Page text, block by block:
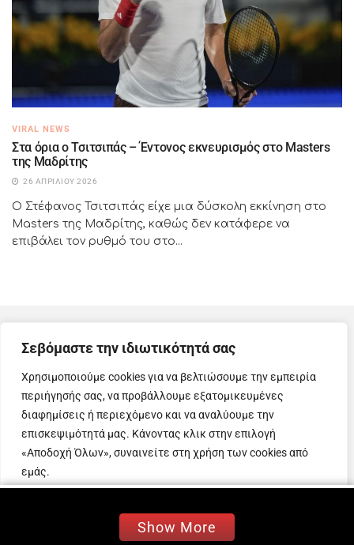
Σεβόμαστε την ιδιωτικότητά σας
Χρησιμοποιούμε cookies για να βελτιώσουμε την εμπειρία
περιήγησής σας, να προβάλλουμε εξατομικευμένες
διαφημίσεις ή περιεχόμενο και να αναλύουμε την
επισκεψιμότητά μας. Κάνοντας κλικ στην επιλογή
«Αποδοχή Όλων», συναινείτε στη χρήση των cookies από
εμάς.
Απόρριψη όλων
VIRAL NEWS
Στα όρια ο Τσιτσιπάς – Έντονος εκνευρισμός στο Masters
της Μαδρίτης
26 ΑΠΡΙΛΊΟΥ 2026
Ο Στέφανος Τσιτσιπάς είχε μια δύσκολη εκκίνηση στο
Masters της Μαδρίτης, καθώς δεν κατάφερε να
επιβάλει τον ρυθμό του στο...
Μουσικά νέα, events, showbiz και άλλα πολλά
ενδιαφέροντα νέα
που αφορούν την ζωή μας, με την υπογραφή της Εβίτα
Σαρηγιάννη!
Show More